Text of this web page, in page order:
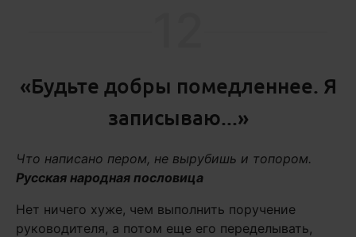
«Будьте добры помедленнее. Я
записываю...»
Что написано пером, не вырубишь и топором.
Русская народная пословица
Нет ничего хуже, чем выполнить поручение
руководителя, а потом еще его переделывать,